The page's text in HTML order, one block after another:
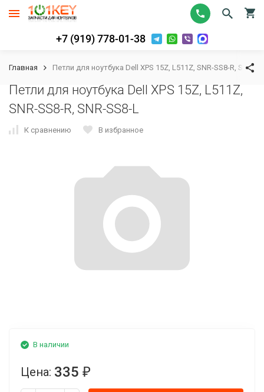
+7 (919) 778-01-38
Главная Петли для ноутбука Dell XPS 15Z, L511Z, SNR-SS8-R, SNR-
Петли для ноутбука Dell XPS 15Z, L511Z,
SNR-SS8-R, SNR-SS8-L
К сравнению В избранное
В наличии
Цена: 335 ₽